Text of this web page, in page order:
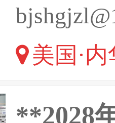
余家企
美国·内
**2028